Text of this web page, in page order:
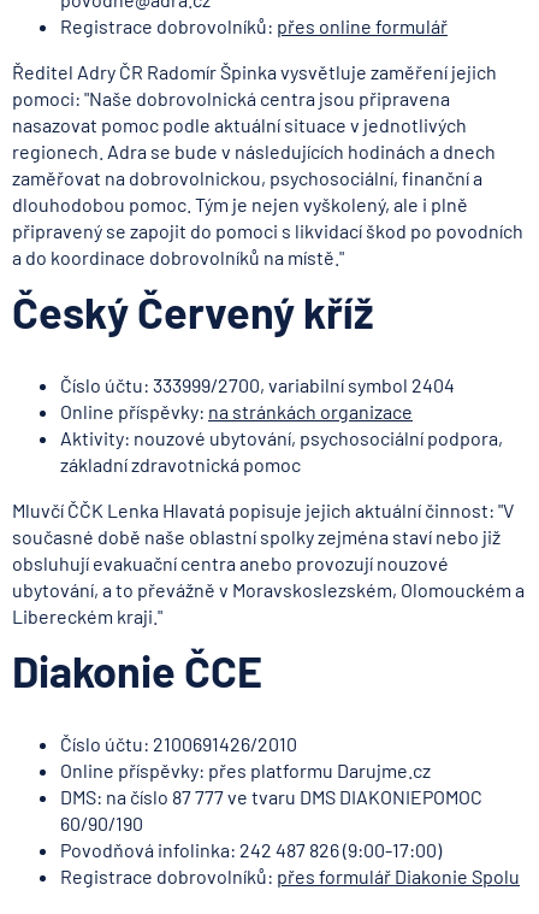
Registrace dobrovolníků: přes online formulář
Ředitel Adry ČR Radomír Špinka vysvětluje zaměření jejich
pomoci: "Naše dobrovolnická centra jsou připravena
nasazovat pomoc podle aktuální situace v jednotlivých
regionech. Adra se bude v následujících hodinách a dnech
zaměřovat na dobrovolnickou, psychosociální, finanční a
dlouhodobou pomoc. Tým je nejen vyškolený, ale i plně
připravený se zapojit do pomoci s likvidací škod po povodních
a do koordinace dobrovolníků na místě."
Český Červený kříž
Číslo účtu: 333999/2700, variabilní symbol 2404
Online příspěvky: na stránkách organizace
Aktivity: nouzové ubytování, psychosociální podpora,
základní zdravotnická pomoc
Mluvčí ČČK Lenka Hlavatá popisuje jejich aktuální činnost: "V
současné době naše oblastní spolky zejména staví nebo již
obsluhují evakuační centra anebo provozují nouzové
ubytování, a to převážně v Moravskoslezském, Olomouckém a
Libereckém kraji."
Diakonie ČCE
Číslo účtu: 2100691426/2010
Online příspěvky: přes platformu Darujme.cz
DMS: na číslo 87 777 ve tvaru DMS DIAKONIEPOMOC
60/90/190
Povodňová infolinka: 242 487 826 (9:00-17:00)
Registrace dobrovolníků: přes formulář Diakonie Spolu